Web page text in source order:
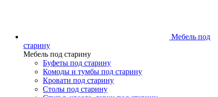
Мебель под
старину
Мебель под старину
Буфеты под старину
Комоды и тумбы под старину
Кровати под старину
Столы под старину